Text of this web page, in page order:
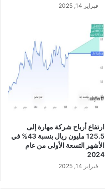
فبراير 14, 2025
ارتفاع أرباح شركة مهارة إلى
125.5 مليون ريال بنسبة 43% في
الأشهر التسعة الأولى من عام
2024
فبراير 14, 2025